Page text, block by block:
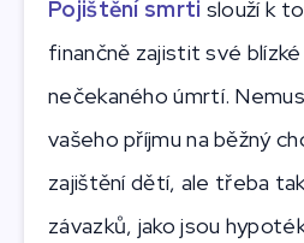
Pojištění smrti slouží k
finančně zajistit své
nečekaného úmrtí.
vašeho příjmu na běžný
zajištění dětí, ale třeba
závazků, jako jsou